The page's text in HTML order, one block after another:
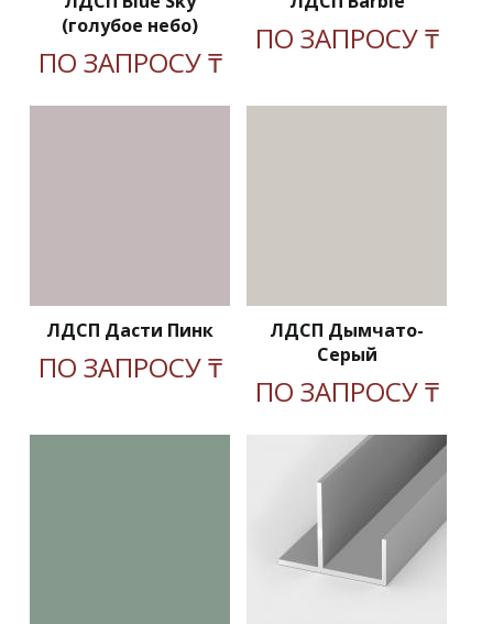
(голубое небо)
ПО ЗАПРОСУ ₸
ПО ЗАПРОСУ ₸
ЛДСП Дасти Пинк
ПО ЗАПРОСУ ₸
ЛДСП Дымчато-
Серый
ПО ЗАПРОСУ ₸